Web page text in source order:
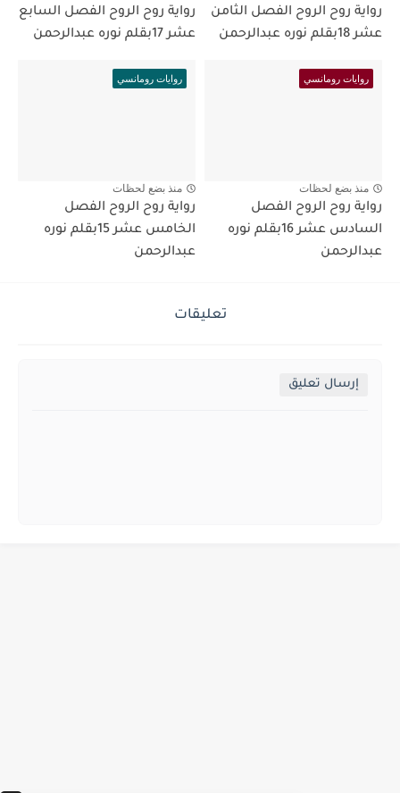
رواية روح الروح الفصل الثامن
عشر 18بقلم نوره عبدالرحمن
رواية روح الروح الفصل السابع
عشر 17بقلم نوره عبدالرحمن
روايات رومانسي
منذ بضع لحظات
رواية روح الروح الفصل
السادس عشر 16بقلم نوره
عبدالرحمن
روايات رومانسي
منذ بضع لحظات
رواية روح الروح الفصل
الخامس عشر 15بقلم نوره
عبدالرحمن
تعليقات
إرسال تعليق